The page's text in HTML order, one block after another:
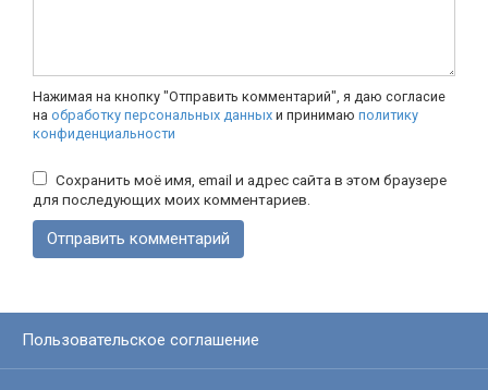
Нажимая на кнопку "Отправить комментарий", я даю согласие
на обработку персональных данных и принимаю политику
конфиденциальности
Сохранить моё имя, email и адрес сайта в этом браузере
для последующих моих комментариев.
Пользовательское соглашение